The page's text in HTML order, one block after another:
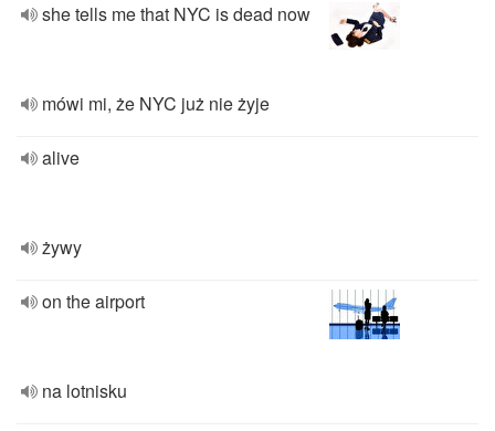
she tells me that NYC is dead now
mówi mi, że NYC już nie żyje
alive
żywy
on the airport
na lotnisku